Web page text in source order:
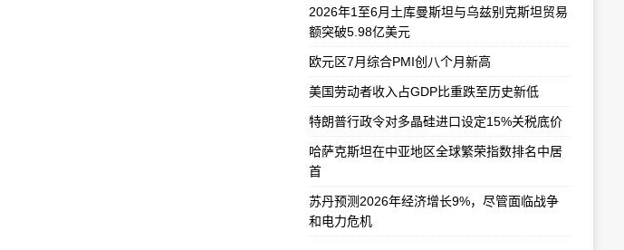
2026年1至6月土库曼斯坦与乌兹别克斯坦贸易
额突破5.98亿美元
欧元区7月综合PMI创八个月新高
美国劳动者收入占GDP比重跌至历史新低
特朗普行政令对多晶硅进口设定15%关税底价
哈萨克斯坦在中亚地区全球繁荣指数排名中居
首
苏丹预测2026年经济增长9%，尽管面临战争
和电力危机